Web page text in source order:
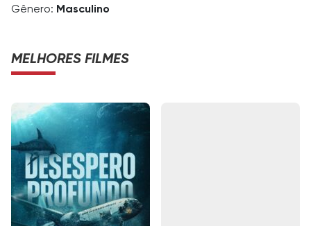
Gênero: Masculino
MELHORES FILMES